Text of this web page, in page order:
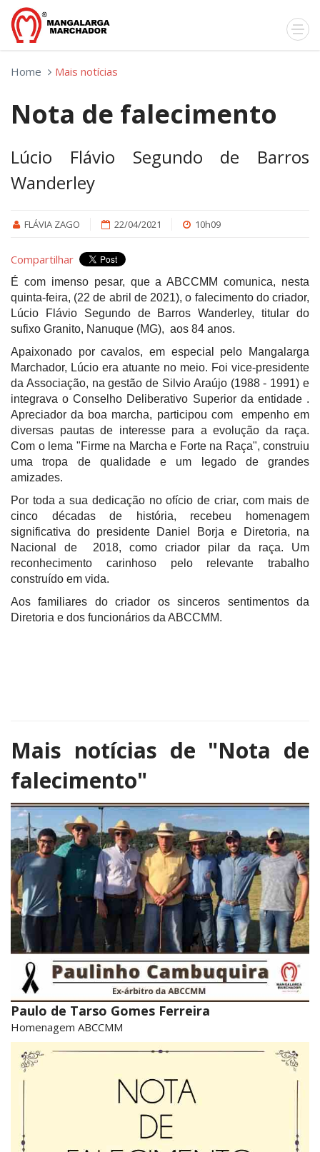
Home Mais notícias
Nota de falecimento
Lúcio Flávio Segundo de Barros
Wanderley
FLÁVIA ZAGO 22/04/2021 10h09
Compartilhar
É com imenso pesar, que a ABCCMM comunica, nesta
quinta-feira, (22 de abril de 2021), o falecimento do criador,
Lúcio Flávio Segundo de Barros Wanderley, titular do
sufixo Granito, Nanuque (MG), aos 84 anos.
Apaixonado por cavalos, em especial pelo Mangalarga
Marchador, Lúcio era atuante no meio. Foi vice-presidente
da Associação, na gestão de Silvio Araújo (1988 - 1991) e
integrava o Conselho Deliberativo Superior da entidade .
Apreciador da boa marcha, participou com empenho em
diversas pautas de interesse para a evolução da raça.
Com o lema "Firme na Marcha e Forte na Raça", construiu
uma tropa de qualidade e um legado de grandes
amizades.
Por toda a sua dedicação no ofício de criar, com mais de
cinco décadas de história, recebeu homenagem
significativa do presidente Daniel Borja e Diretoria, na
Nacional de 2018, como criador pilar da raça. Um
reconhecimento carinhoso pelo relevante trabalho
construído em vida.
Aos familiares do criador os sinceros sentimentos da
Diretoria e dos funcionários da ABCCMM.
Mais notícias de "Nota de
falecimento"
Paulo de Tarso Gomes Ferreira
Homenagem ABCCMM